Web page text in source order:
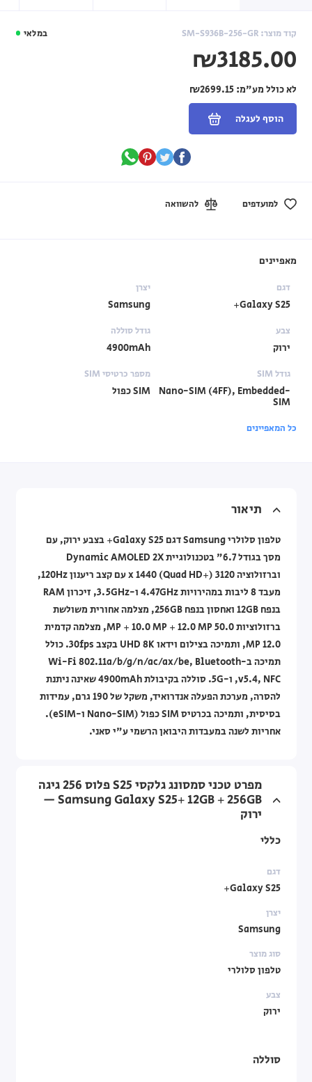
במלאי קוד מוצר: SM-S936B-256-GR
₪3185.00
לא כולל מע"מ:₪2699.15
הוסף לעגלה
למועדפים להשוואה
מאפיינים
דגם
Galaxy S25+
יצרן
Samsung
צבע
ירוק
גודל סוללה
4900mAh
גודל SIM
Nano-SIM (4FF), Embedded-
SIM
מספר כרטיסי SIM
SIM כפול
כל המאפיינים
תיאור
טלפון סלולרי Samsung דגם Galaxy S25+ בצבע ירוק, עם
מסך בגודל 6.7" בטכנולוגיית Dynamic AMOLED 2X
וברזולוציה 3120 x 1440 (Quad HD+) עם קצב ריענון 120Hz,
מעבד 8 ליבות במהירויות 4.47GHz ו-3.5GHz, זיכרון RAM
בנפח 12GB ואחסון בנפח 256GB, מצלמה אחורית משולשת
ברזולוציות 50.0 MP + 10.0 MP + 12.0 MP, מצלמה קדמית
12.0 MP, ותמיכה בצילום וידאו UHD 8K בקצב 30fps. כולל
תמיכה ב-Wi-Fi 802.11a/b/g/n/ac/ax/be, Bluetooth
v5.4, NFC, ו-5G. סוללה בקיבולת 4900mAh שאינה ניתנת
להסרה, מערכת הפעלה אנדרואיד, משקל של 190 גרם, עמידות
בסיסית, ותמיכה בכרטיס SIM כפול (Nano-SIM ו-eSIM).
אחריות לשנה במעבדות היבואן הרשמי ע"י סאני.
מפרט טכני סמסונג גלקסי S25 פלוס 256 גיגה
Samsung Galaxy S25+ 12GB + 256GB —
ירוק
כללי
דגם
Galaxy S25+
יצרן
Samsung
סוג מוצר
טלפון סלולרי
צבע
ירוק
סוללה